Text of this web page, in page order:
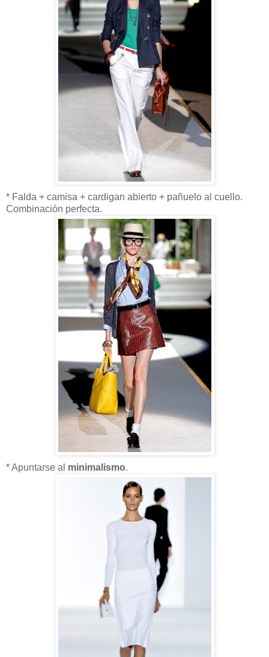
* Falda + camisa + cardigan abierto + pañuelo al cuello.
Combinación perfecta.
* Apuntarse al minimalismo.